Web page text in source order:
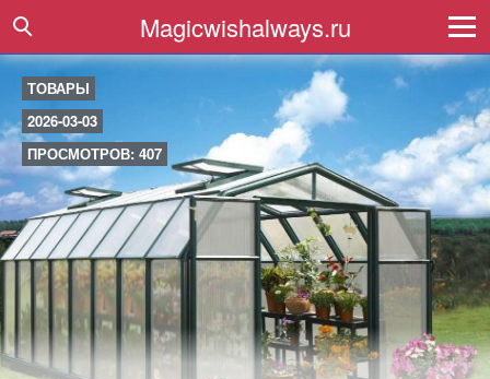
Magicwishalways.ru
ТОВАРЫ
2026-03-03
ПРОСМОТРОВ: 407